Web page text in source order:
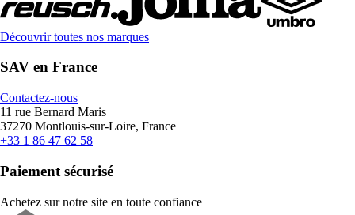
Découvrir toutes nos marques
SAV en France
Contactez-nous
11 rue Bernard Maris
37270 Montlouis-sur-Loire, France
+33 1 86 47 62 58
Paiement sécurisé
Achetez sur notre site en toute confiance